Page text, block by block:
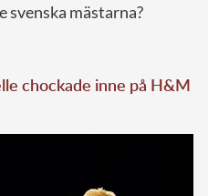
svenska mästarna?
chockade inne på H&M